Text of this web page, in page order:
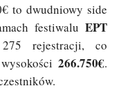
to dwudniowy side
festiwalu EPT
rejestracji, co
266.750€.